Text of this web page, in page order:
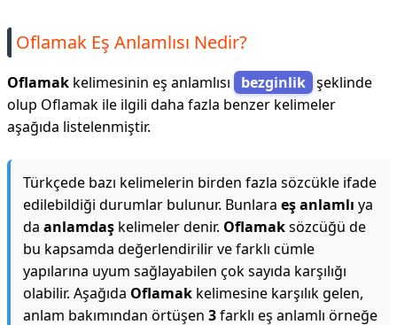
Oflamak Eş Anlamlısı Nedir?
Oflamak kelimesinin eş anlamlısı bezginlik şeklinde
olup Oflamak ile ilgili daha fazla benzer kelimeler
aşağıda listelenmiştir.
Türkçede bazı kelimelerin birden fazla sözcükle ifade
edilebildiği durumlar bulunur. Bunlara eş anlamlı ya
da anlamdaş kelimeler denir. Oflamaksözcüğü de
bu kapsamda değerlendirilir ve farklı cümle
yapılarına uyum sağlayabilen çok sayıda karşılığı
olabilir. Aşağıda Oflamak kelimesine karşılık gelen,
anlam bakımından örtüşen 3farklı eş anlamlı örneğe